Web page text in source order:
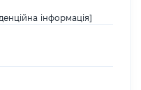
інформація]